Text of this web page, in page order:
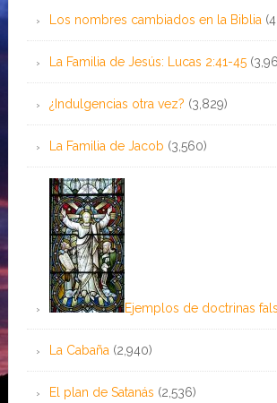
Los nombres cambiados en la Biblia
La Familia de Jesús: Lucas 2:41-45
¿Indulgencias otra vez? (3,829)
La Familia de Jacob (3,560)
Ejemplos de doctrinas
La Cabaña (2,940)
El plan de Satanás (2,536)